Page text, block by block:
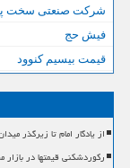
شرکت صنعتی سخت
فیش حج
قیمت بیسیم کنوود
از یادگار امام تا زیرگذر
رکوردشکنی قیمتها در